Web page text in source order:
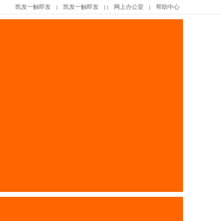
凯发一触即发 | 凯发一触即发 | | 网上办公室 | 帮助中心